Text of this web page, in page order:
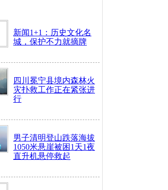
新闻1+1：历史文化名
城，保护不力就摘牌
四川冕宁县境内森林火
灾扑救工作正在紧张进
行
男子清明登山跌落海拔
1050米悬崖被困1天1夜
直升机悬停救起